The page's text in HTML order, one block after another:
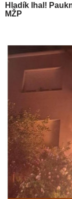
Hladík lhal!
MŽP